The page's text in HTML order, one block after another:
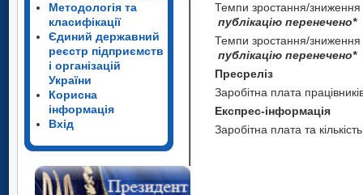
Методологія та
класифікації
Єдиний державний
реєстр підприємств
і організацій
України
Корисна
інформація
Вхід
Темпи зростання/зниження
публікацію перенечено*
Темпи зростання/зниження
публікацію перенечено*
Пресреліз
Заробітна плата
Експрес-інформація
Заробітна плата та